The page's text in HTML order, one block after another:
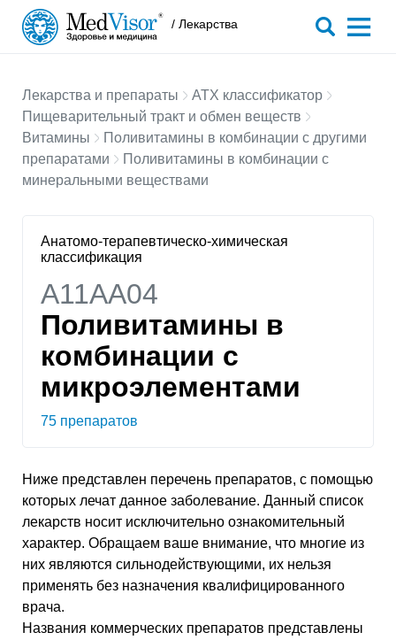
/ Лекарства
Лекарства и препараты
АТХ классификатор
Пищеварительный тракт и обмен веществ
Витамины
Поливитамины в комбинации с другими
препаратами
Поливитамины в комбинации с
минеральными веществами
Анатомо-терапевтическо-химическая
классификация
A11AA04
Поливитамины в
комбинации с
микроэлементами
75 препаратов
Ниже представлен перечень препаратов, с помощью
которых лечат данное заболевание. Данный список
лекарств носит исключительно ознакомительный
характер. Обращаем ваше внимание, что многие из
них являются сильнодействующими, их нельзя
применять без назначения квалифицированного
врача.
Названия коммерческих препаратов представлены